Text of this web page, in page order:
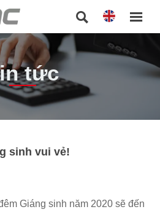
 
tức
sinh vui vẻ!
Giáng sinh năm 2020 sẽ đến